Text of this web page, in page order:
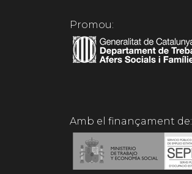
Promou:
Amb el finançament de: